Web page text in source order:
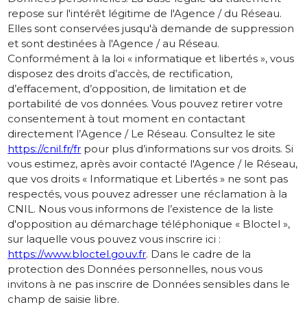
repose sur l'intérêt légitime de l'Agence / du Réseau.
Elles sont conservées jusqu'à demande de suppression
et sont destinées à l'Agence / au Réseau.
Conformément à la loi « informatique et libertés », vous
disposez des droits d’accès, de rectification,
d’effacement, d’opposition, de limitation et de
portabilité de vos données. Vous pouvez retirer votre
consentement à tout moment en contactant
directement l’Agence / Le Réseau. Consultez le site
https://cnil.fr/fr pour plus d’informations sur vos droits. Si
vous estimez, après avoir contacté l'Agence / le Réseau,
que vos droits « Informatique et Libertés » ne sont pas
respectés, vous pouvez adresser une réclamation à la
CNIL. Nous vous informons de l’existence de la liste
d'opposition au démarchage téléphonique « Bloctel »,
sur laquelle vous pouvez vous inscrire ici :
https://www.bloctel.gouv.fr. Dans le cadre de la
protection des Données personnelles, nous vous
invitons à ne pas inscrire de Données sensibles dans le
champ de saisie libre.